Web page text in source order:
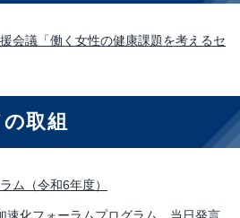
会議「働く女性の健康課題を考えるセ
取組
ム（令和6年度）